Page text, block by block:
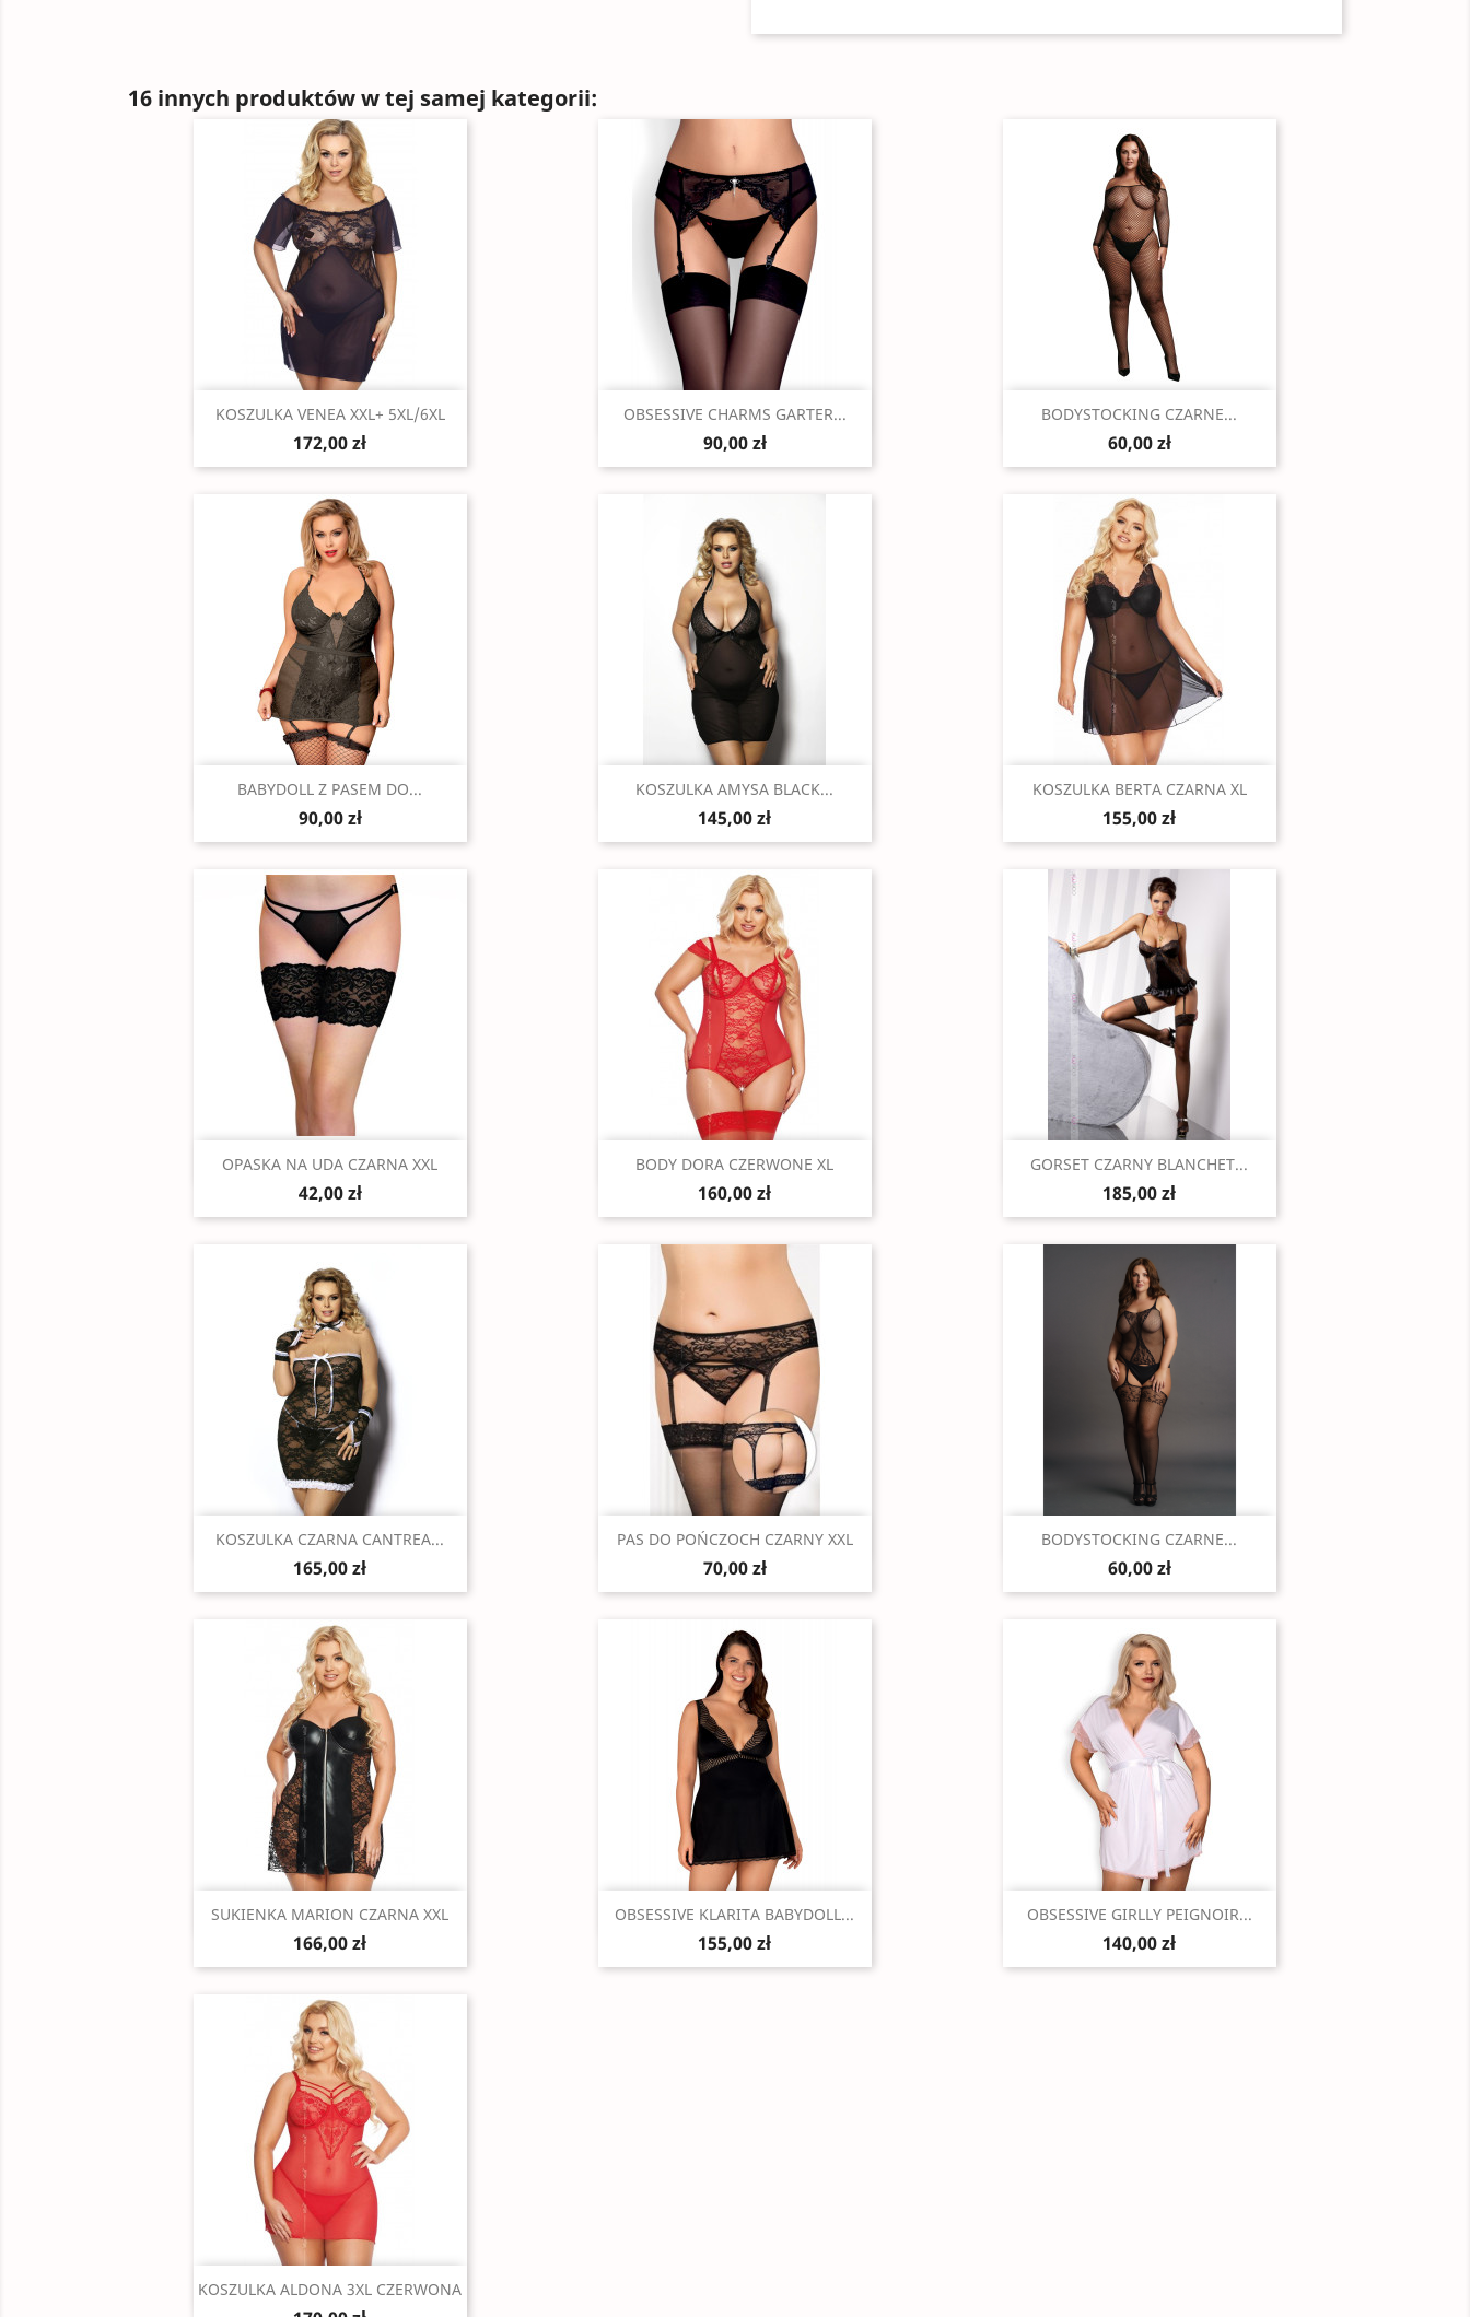
16 innych produktów w tej samej kategorii:
Szybki podgląd
KOSZULKA VENEA XXL+ 5XL/6XL
172,00 zł
Szybki podgląd
OBSESSIVE CHARMS GARTER...
90,00 zł
Szybki podgląd
BODYSTOCKING CZARNE...
60,00 zł
Szybki podgląd
BABYDOLL Z PASEM DO...
90,00 zł
Szybki podgląd
KOSZULKA AMYSA BLACK...
145,00 zł
Szybki podgląd
KOSZULKA BERTA CZARNA XL
155,00 zł
Szybki podgląd
OPASKA NA UDA CZARNA XXL
42,00 zł
Szybki podgląd
BODY DORA CZERWONE XL
160,00 zł
Szybki podgląd
GORSET CZARNY BLANCHET...
185,00 zł
Szybki podgląd
KOSZULKA CZARNA CANTREA...
165,00 zł
Szybki podgląd
PAS DO POŃCZOCH CZARNY XXL
70,00 zł
Szybki podgląd
BODYSTOCKING CZARNE...
60,00 zł
Szybki podgląd
SUKIENKA MARION CZARNA XXL
166,00 zł
Szybki podgląd
OBSESSIVE KLARITA BABYDOLL...
155,00 zł
Szybki podgląd
OBSESSIVE GIRLLY PEIGNOIR...
140,00 zł
Szybki podgląd
KOSZULKA ALDONA 3XL CZERWONA